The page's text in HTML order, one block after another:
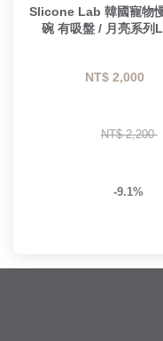
Slicone Lab 韓國寵物慢食
碗 有吸盤 / 月亮系列L
NT$ 2,000
NT$ 2,200
-9.1%